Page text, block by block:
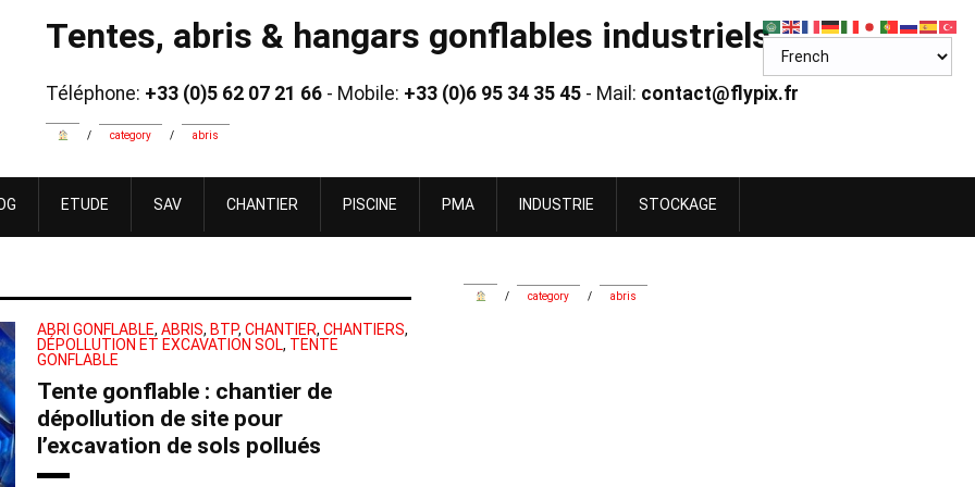
Tentes, abris & hangars gonflables industriels
Téléphone: +33 (0)5 62 07 21 66 - Mobile: +33 (0)6 95 34 35 45 - Mail: contact@flypix.fr
/ category / abris
ETUDE SAV CHANTIER PISCINE PMA INDUSTRIE STOCKAGE
ABRI GONFLABLE, ABRIS, BTP, CHANTIER, CHANTIERS,
DÉPOLLUTION ET EXCAVATION SOL, TENTE
GONFLABLE
Tente gonflable : chantier de
dépollution de site pour
l’excavation de sols pollués
/ category / abris